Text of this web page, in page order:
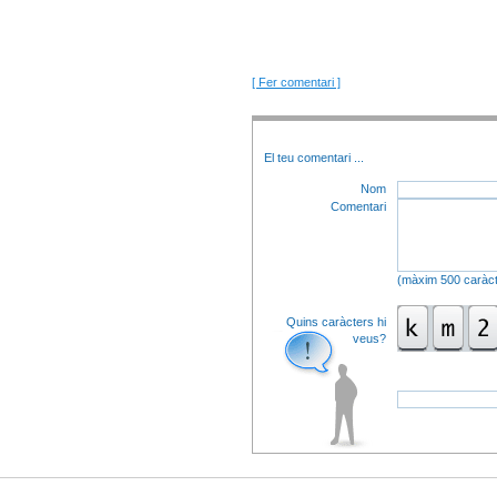
[ Fer comentari ]
El teu comentari
Nom
Comentari
(màxim 500
Quins caràcters hi
veus?